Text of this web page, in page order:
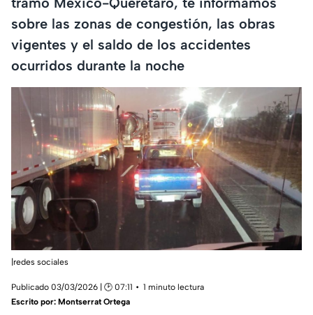
sobre las zonas de congestión, las obras
vigentes y el saldo de los accidentes
ocurridos durante la noche
|redes sociales
Publicado 03/03/2026 | 🕑 07:11
1 minuto lectura
Escrito por: Montserrat Ortega